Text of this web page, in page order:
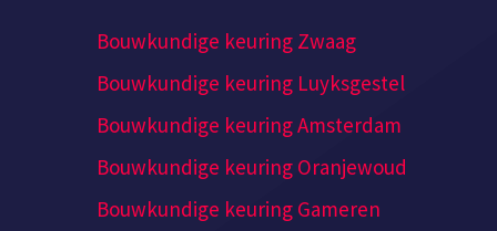
Bouwkundige keuring Zwaag
Bouwkundige keuring Luyksgestel
Bouwkundige keuring Amsterdam
Bouwkundige keuring Oranjewoud
Bouwkundige keuring Gameren